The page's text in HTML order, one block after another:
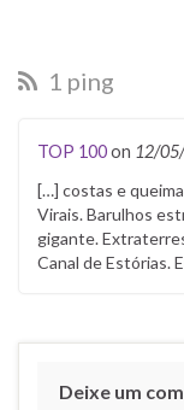
1 ping
TOP 100on 12/
[…] costas e
Virais. Barulhos
gigante.
Canal de Estórias.
Deixe um